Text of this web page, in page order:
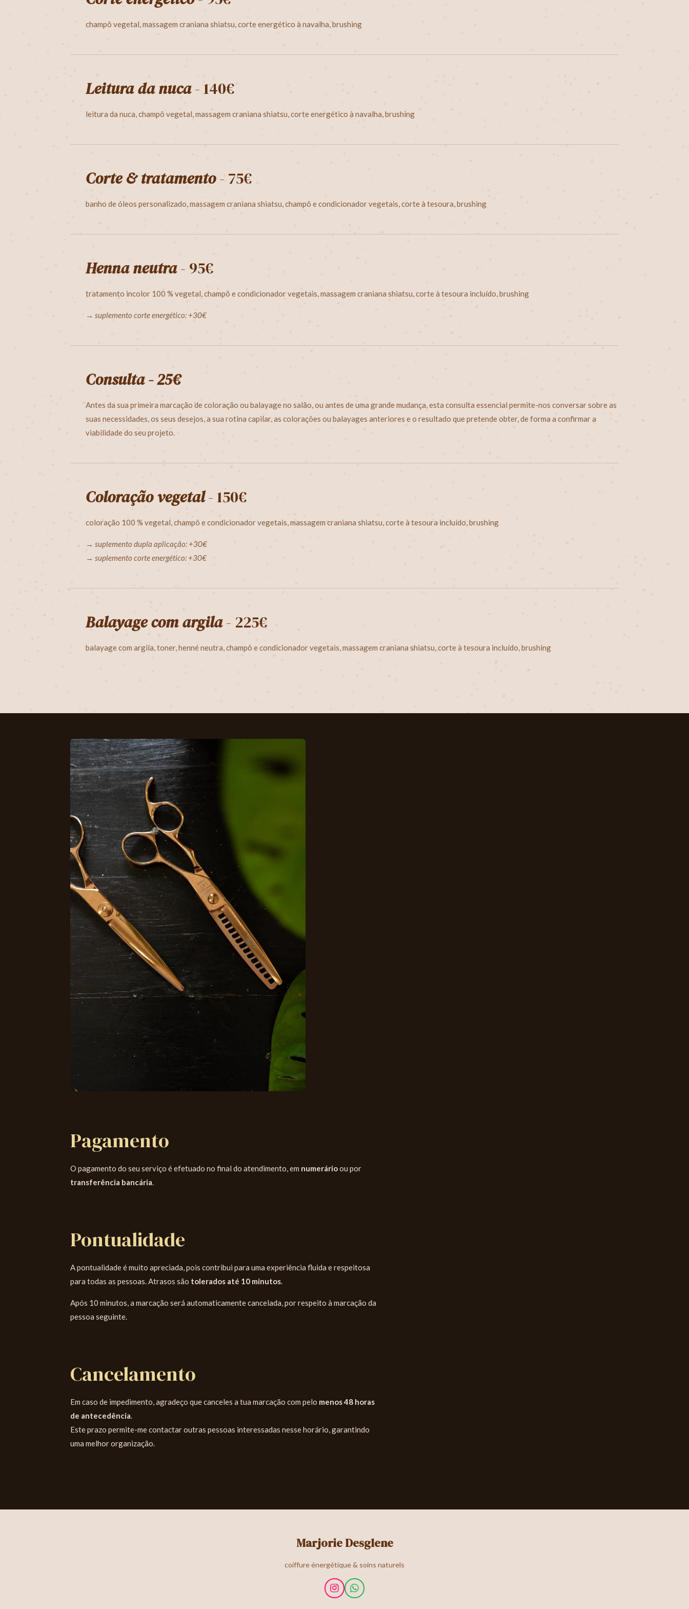
champô vegetal, massagem craniana shiatsu, corte energético à navalha, brushing
Leitura da nuca- 140€
leitura da nuca, champô vegetal, massagem craniana shiatsu, corte energético à navalha, brushing
Corte & tratamento- 75€
banho de óleos personalizado, massagem craniana shiatsu, champô e condicionador vegetais, corte à tesoura, brushing
Henna neutra- 95€
tratamento incolor 100 % vegetal, champô econdicionadorvegetais, massagem craniana shiatsu, corte à tesoura incluído, brushing
→ suplemento corte energético: +30€
Consulta - 25€
Antes da sua primeira marcação de coloração ou balayage no salão, ou antes de uma grande mudança, esta consulta essencial permite-nos conversar sobre as
suas necessidades, os seus desejos, a sua rotina capilar, as colorações ou balayages anteriores e o resultado que pretende obter, de forma a confirmar a
viabilidade do seu projeto.
Coloração vegetal- 150€
coloração 100 % vegetal, champô econdicionadorvegetais, massagem craniana shiatsu, corte à tesoura incluído, brushing
→ suplemento dupla aplicação: +30€
→ suplemento corte energético: +30€
Balayage com argila- 225€
balayage com argila, toner, henné neutra, champô econdicionadorvegetais, massagem craniana shiatsu, corte à tesoura incluído, brushing
Pagamento
O pagamento do seu serviço é efetuado no final do atendimento, em numerárioou por
transferência bancária.
Pontualidade
A pontualidade é muito apreciada, pois contribui para uma experiência fluida e respeitosa
para todas as pessoas. Atrasos são tolerados até 10 minutos.
Após 10 minutos, a marcação será automaticamente cancelada, por respeito à marcação da
pessoa seguinte.
Cancelamento
Em caso de impedimento, agradeço que canceles a tua marcação com pelo menos 48 horas
de antecedência.
Este prazo permite-me contactar outras pessoas interessadas nesse horário, garantindo
uma melhor organização.
Marjorie Desglene
coiffure énergétique & soins naturels
I
n
W
h